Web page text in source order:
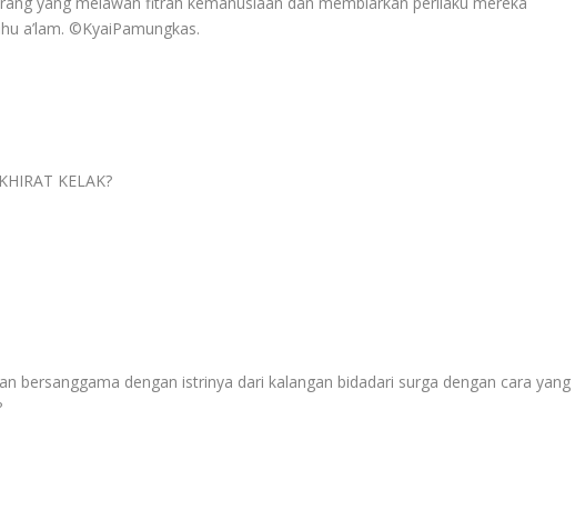
a’lam. ©️KyaiPamungkas.
KELAK?
bersanggama dengan istrinya dari kalangan bidadari surga dengan cara yang